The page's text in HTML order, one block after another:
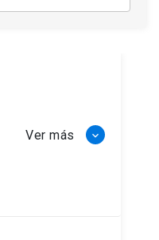
Ver más keyboard_arrow_down